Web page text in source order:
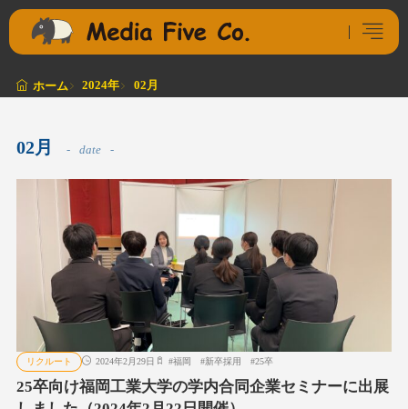
ホーム 2024年 02月
02月 date
リクルート 2024年2月29日 #福岡 #新卒採用 #25卒
25卒向け福岡工業大学の学内合同企業セミナーに出展